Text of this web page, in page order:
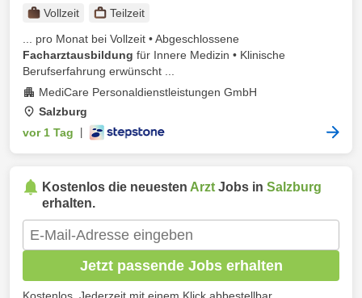
Vollzeit
Teilzeit
... pro Monat bei Vollzeit • Abgeschlossene
Facharztausbildung für Innere Medizin • Klinische
Berufserfahrung erwünscht ...
MediCare Personaldienstleistungen GmbH
Salzburg
vor 1 Tag
Kostenlos die neuesten Arzt Jobs in Salzburg
erhalten.
Jetzt passende Jobs erhalten